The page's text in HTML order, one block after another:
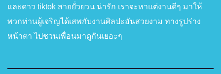
และดาว tiktok สายยั่วยวน น่ารัก เราจะหาแต่งานดีๆ มาให้
พวกท่านผู้เจริญได้เสพกับงานศิลปะอันสวยงาม ทางรูปร่าง
หน้าตา ไปชวนเพื่อนมาดูกันเยอะๆ